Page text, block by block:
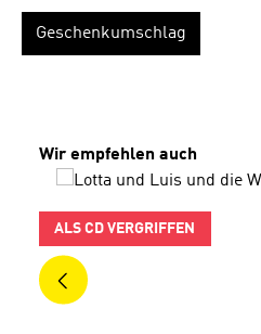
Geschenkumschlag
Produktgalerie überspringen
Wir empfehlen auch
ALS CD VERGRIFFEN